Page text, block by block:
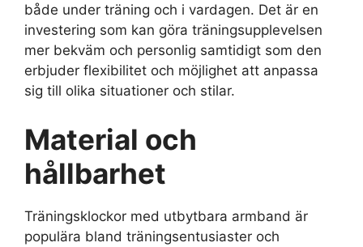
både under träning och i vardagen. Det är en
investering som kan göra träningsupplevelsen
mer bekväm och personlig samtidigt som den
erbjuder flexibilitet och möjlighet att anpassa
sig till olika situationer och stilar.
Material och
hållbarhet
Träningsklockor med utbytbara armband är
populära bland träningsentusiaster och